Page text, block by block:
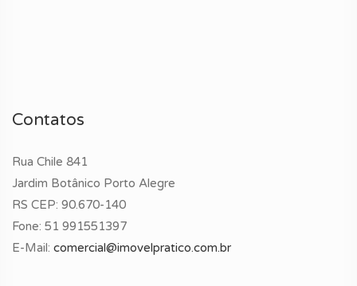
Contatos
Rua Chile 841
Jardim Botânico Porto Alegre
RS CEP: 90.670-140
Fone: 51 991551397
E-Mail: comercial@imovelpratico.com.br